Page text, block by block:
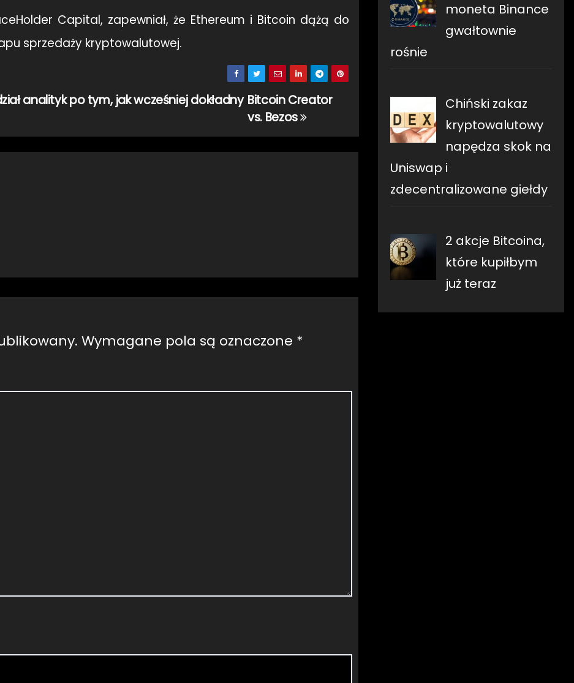
Capital, zapewniał, że Ethereum i Bitcoin dążą do
sprzedaży kryptowalutowej.
Bitcoin Creator
vs. Bezos
analityk po tym, jak wcześniej dokładny
Wymagane pola są oznaczone *
moneta Binance
gwałtownie
rośnie
Chiński zakaz
kryptowalutowy
napędza skok na
Uniswap i
zdecentralizowane giełdy
2 akcje Bitcoina,
które kupiłbym
już teraz